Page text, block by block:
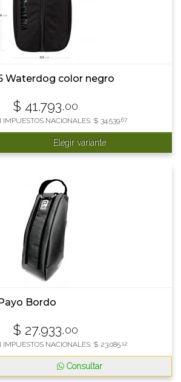
Waterdog color negro
$ 41.793,00
IMPUESTOS NACIONALES: $ 34.539,67
Elegir variante
Bordo
$ 27.933,00
IMPUESTOS NACIONALES: $ 23.085,12
Consultar